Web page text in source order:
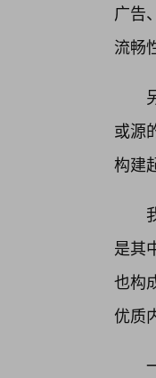
广告
流畅
或源
构建
是其
也构
优质